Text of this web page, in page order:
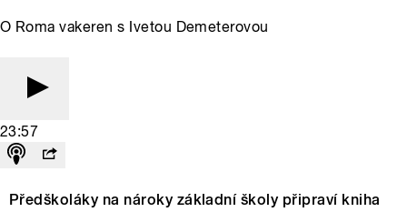
O Roma vakeren s Ivetou Demeterovou
23:57
Předškoláky na nároky základní školy připraví kniha